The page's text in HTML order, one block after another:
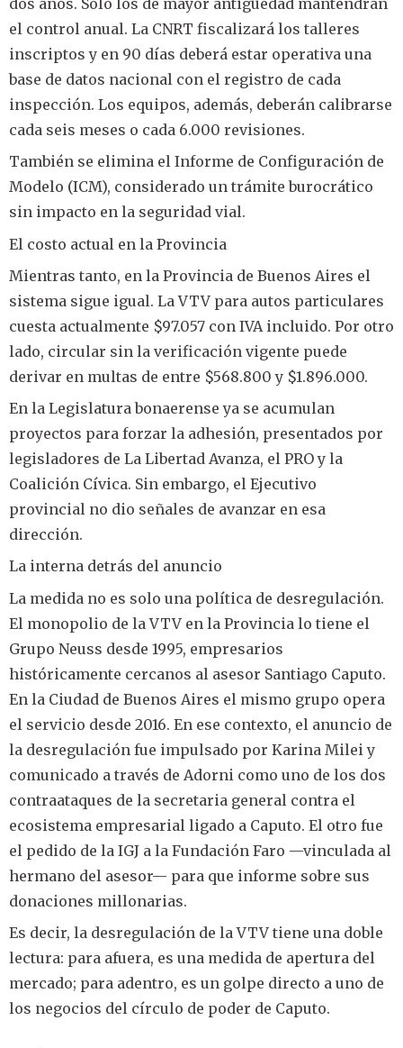
dos años. Solo los de mayor antigüedad mantendrán
el control anual. La CNRT fiscalizará los talleres
inscriptos y en 90 días deberá estar operativa una
base de datos nacional con el registro de cada
inspección. Los equipos, además, deberán calibrarse
cada seis meses o cada 6.000 revisiones.
También se elimina el Informe de Configuración de
Modelo (ICM), considerado un trámite burocrático
sin impacto en la seguridad vial.
El costo actual en la Provincia
Mientras tanto, en la Provincia de Buenos Aires el
sistema sigue igual. La VTV para autos particulares
cuesta actualmente $97.057 con IVA incluido. Por otro
lado, circular sin la verificación vigente puede
derivar en multas de entre $568.800 y $1.896.000.
En la Legislatura bonaerense ya se acumulan
proyectos para forzar la adhesión, presentados por
legisladores de La Libertad Avanza, el PRO y la
Coalición Cívica. Sin embargo, el Ejecutivo
provincial no dio señales de avanzar en esa
dirección.
La interna detrás del anuncio
La medida no es solo una política de desregulación.
El monopolio de la VTV en la Provincia lo tiene el
Grupo Neuss desde 1995, empresarios
históricamente cercanos al asesor Santiago Caputo.
En la Ciudad de Buenos Aires el mismo grupo opera
el servicio desde 2016. En ese contexto, el anuncio de
la desregulación fue impulsado por Karina Milei y
comunicado a través de Adorni como uno de los dos
contraataques de la secretaria general contra el
ecosistema empresarial ligado a Caputo. El otro fue
el pedido de la IGJ a la Fundación Faro —vinculada al
hermano del asesor— para que informe sobre sus
donaciones millonarias.
Es decir, la desregulación de la VTV tiene una doble
lectura: para afuera, es una medida de apertura del
mercado; para adentro, es un golpe directo a uno de
los negocios del círculo de poder de Caputo.